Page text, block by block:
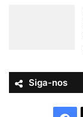
Siga-nos